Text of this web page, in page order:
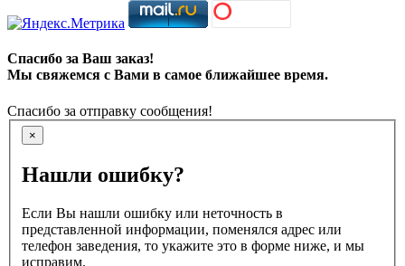
Спасибо за Ваш заказ!
Мы свяжемся с Вами в самое ближайшее время.
Спасибо за отправку сообщения!
×
Нашли ошибку?
Если Вы нашли ошибку или неточность в
представленной информации, поменялся адрес или
телефон заведения, то укажите это в форме ниже, и мы
исправим.